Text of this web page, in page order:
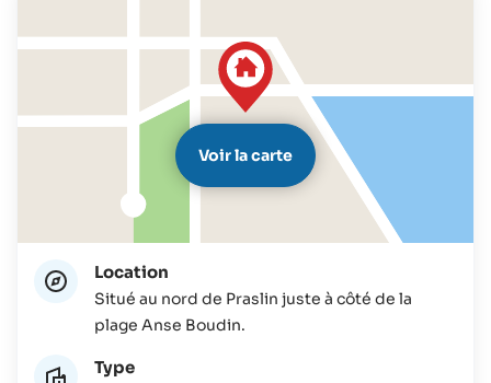
Voir la carte
Location
Situé au nord de Praslin juste à côté de la
plage Anse Boudin.
Type